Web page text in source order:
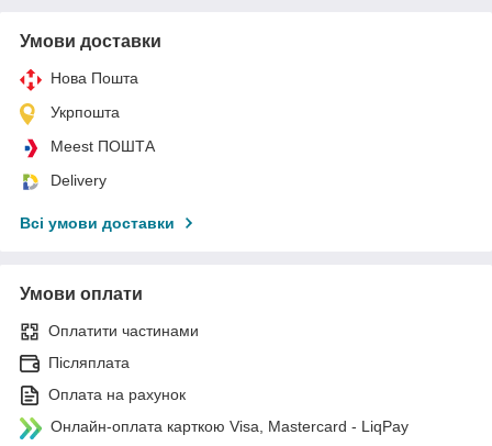
Умови доставки
Нова Пошта
Укрпошта
Meest ПОШТА
Delivery
Всі умови доставки
Умови оплати
Оплатити частинами
Післяплата
Оплата на рахунок
Онлайн-оплата карткою Visa, Mastercard - LiqPay